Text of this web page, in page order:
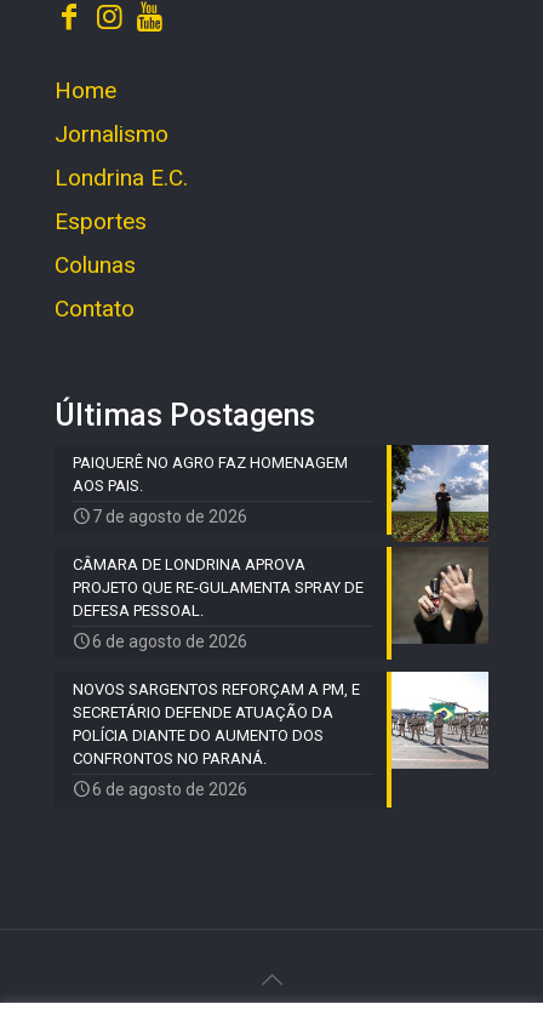
Home
Jornalismo
Londrina E.C.
Esportes
Colunas
Contato
Últimas Postagens
PAIQUERÊ NO AGRO FAZ HOMENAGEM
AOS PAIS.
7 de agosto de 2026
CÂMARA DE LONDRINA APROVA
PROJETO QUE RE-GULAMENTA SPRAY DE
DEFESA PESSOAL.
6 de agosto de 2026
NOVOS SARGENTOS REFORÇAM A PM, E
SECRETÁRIO DEFENDE ATUAÇÃO DA
POLÍCIA DIANTE DO AUMENTO DOS
CONFRONTOS NO PARANÁ.
6 de agosto de 2026